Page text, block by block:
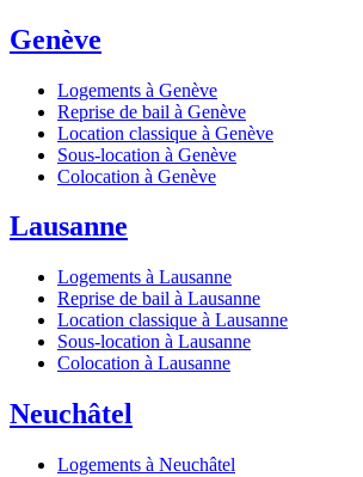
Genève
Logements à Genève
Reprise de bail à Genève
Location classique à Genève
Sous-location à Genève
Colocation à Genève
Lausanne
Logements à Lausanne
Reprise de bail à Lausanne
Location classique à Lausanne
Sous-location à Lausanne
Colocation à Lausanne
Neuchâtel
Logements à Neuchâtel